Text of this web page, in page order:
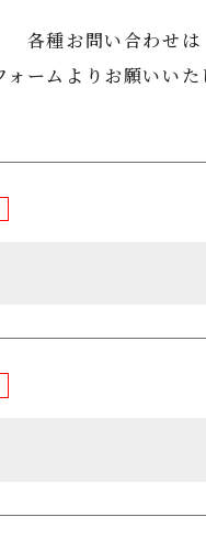
各種お問い合わせは
ォームよりお願いいた